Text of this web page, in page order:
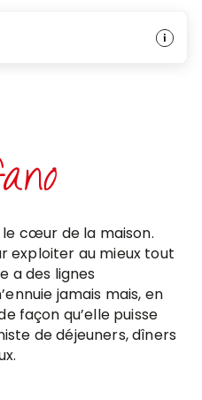
le cœur de la maison.
exploiter au mieux tout
a des lignes
jamais mais, en
façon qu’elle puisse
de déjeuners, dîners